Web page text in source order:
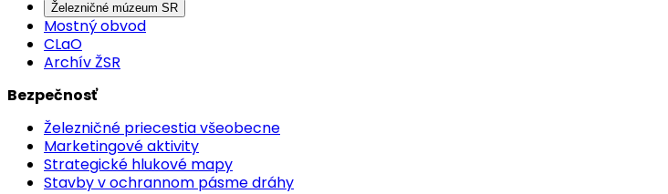
Železničné múzeum SR
Mostný obvod
CLaO
Archív ŽSR
Bezpečnosť
Železničné priecestia všeobecne
Marketingové aktivity
Strategické hlukové mapy
Stavby v ochrannom pásme dráhy